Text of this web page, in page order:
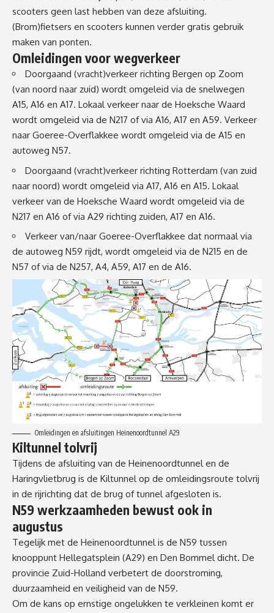
scooters geen last hebben van deze afsluiting.
(Brom)fietsers en scooters kunnen verder gratis gebruik
maken van ponten.
Omleidingen voor wegverkeer
Doorgaand (vracht)verkeer richting Bergen op Zoom
(van noord naar zuid) wordt omgeleid via de snelwegen
A15, A16 en A17. Lokaal verkeer naar de Hoeksche Waard
wordt omgeleid via de N217 of via A16, A17 en A59. Verkeer
naar Goeree-Overflakkee wordt omgeleid via de A15 en
autoweg N57.
Doorgaand (vracht)verkeer richting Rotterdam (van zuid
naar noord) wordt omgeleid via A17, A16 en A15. Lokaal
verkeer van de Hoeksche Waard wordt omgeleid via de
N217 en A16 of via A29 richting zuiden, A17 en A16.
Verkeer van/naar Goeree-Overflakkee dat normaal via
de autoweg N59 rijdt, wordt omgeleid via de N215 en de
N57 of via de N257, A4, A59, A17 en de A16.
Omleidingen en afsluitingen Heinenoordtunnel A29
Kiltunnel tolvrij
Tijdens de afsluiting van de Heinenoordtunnel en de
Haringvlietbrug is de Kiltunnel op de omleidingsroute tolvrij
in de rijrichting dat de brug of tunnel afgesloten is.
N59 werkzaamheden bewust ook in
augustus
Tegelijk met de Heinenoordtunnel is de N59 tussen
knooppunt Hellegatsplein (A29) en Den Bommel dicht. De
provincie Zuid-Holland verbetert de doorstroming,
duurzaamheid en veiligheid van de N59.
Om de kans op ernstige ongelukken te verkleinen komt er